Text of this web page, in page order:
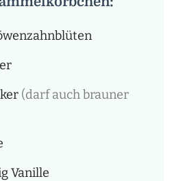
(darf auch brauner
Vanille